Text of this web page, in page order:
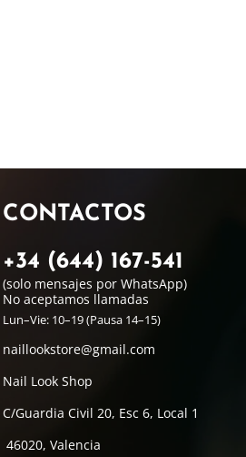
CONTACTOS
+34 (644) 167-541
(solo mensajes por WhatsApp)
No aceptamos llamadas
Lun–Vie: 10–19 (Pausa 14–15)
naillookstore@gmail.com
Nail Look Shop
C/Guardia Civil 20, Esc 6, Local 1
46020, Valencia